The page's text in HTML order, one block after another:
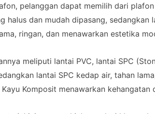
pelanggan dapat memilih dari
halus dan mudah dipasang,
ringan, dan menawarkan estetika
meliputi lantai PVC, lantai SPC
lantai SPC kedap air, tahan
Komposit menawarkan